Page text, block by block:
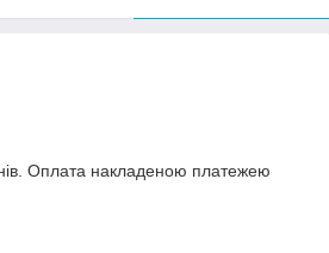
Оплата накладеною платежею